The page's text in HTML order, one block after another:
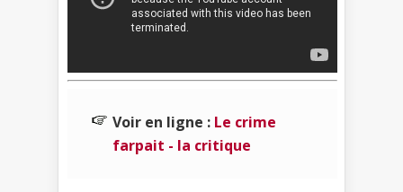
Voir en ligne : Le crime
farpait - la critique